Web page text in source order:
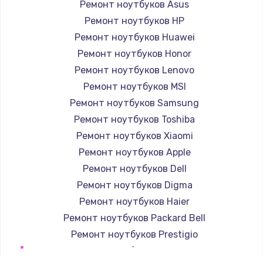
Ремонт ноутбуков Asus
Ремонт ноутбуков HP
Ремонт ноутбуков Huawei
Ремонт ноутбуков Honor
Ремонт ноутбуков Lenovo
Ремонт ноутбуков MSI
Ремонт ноутбуков Samsung
Ремонт ноутбуков Toshiba
Ремонт ноутбуков Xiaomi
Ремонт ноутбуков Apple
Ремонт ноутбуков Dell
Ремонт ноутбуков Digma
Ремонт ноутбуков Haier
Ремонт ноутбуков Packard Bell
Ремонт ноутбуков Prestigio
Ремонт ноутбуков Microsoft